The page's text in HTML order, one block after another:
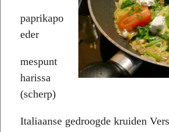
paprikapo
eder
mespunt
harissa
(scherp)
Italiaanse gedroogde kruiden